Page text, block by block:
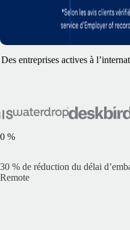
Des entreprises actives à
0 %
30 % de réduction du délai
Remote